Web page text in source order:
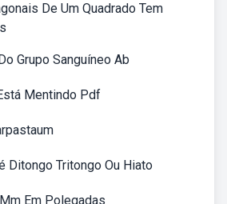
De Um Quadrado Tem
Grupo Sanguíneo Ab
Mentindo Pdf
Ditongo Tritongo Ou Hiato
Em Polegadas